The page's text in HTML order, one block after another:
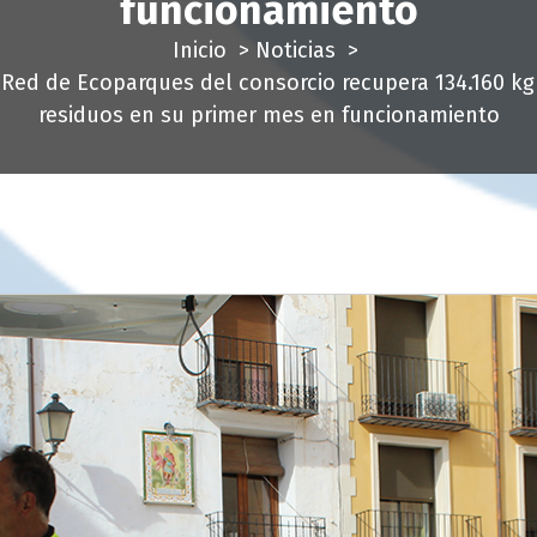
funcionamiento
Inicio > Noticias >
de Ecoparques del consorcio recupera 134.160
residuos en su primer mes en funcionamiento